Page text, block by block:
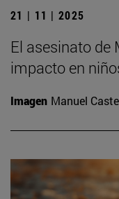
21 | 11 | 2025
El asesinato de
impacto en
Imagen Manuel